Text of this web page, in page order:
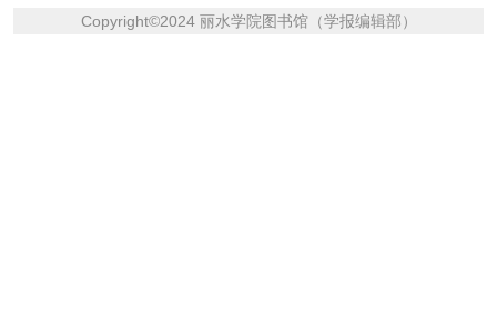
Copyright©2024 丽水学院图书馆（学报编辑部）